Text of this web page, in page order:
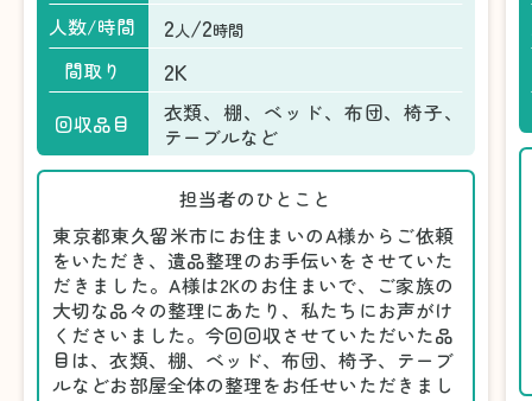
人数/時間
2人/2時間
間取り 2K
回収品目
衣類、棚、ベッド、布団、椅子、
テーブルなど
担当者のひとこと
東京都東久留米市にお住まいのA様からご依頼
をいただき、遺品整理のお手伝いをさせていた
だきました。A様は2Kのお住まいで、ご家族の
大切な品々の整理にあたり、私たちにお声がけ
くださいました。今回回収させていただいた品
目は、衣類、棚、ベッド、布団、椅子、テーブ
ルなどお部屋全体の整理をお任せいただきまし